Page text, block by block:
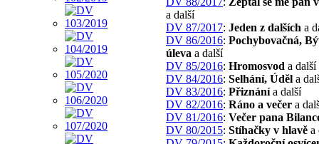
a další
DV 87/2017: Jeden z dalších a
DV 86/2016: Pochybovačná,
úleva a další
DV 85/2016: Hromosvod a další
DV 84/2016: Selhání, Úděl a
DV 83/2016: Přiznánía další
DV 82/2016: Ráno a večer a
DV 81/2016: Večer pana
DV 80/2015: Stíhačky v hlavě a